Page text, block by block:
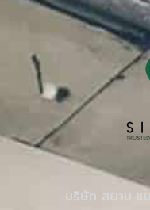
บริษัท สยาม แ